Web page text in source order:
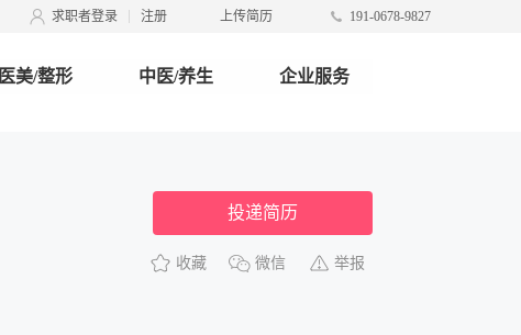
求职者登录 注册 上传简历 191-0678-9827
医美/整形 中医/养生 企业服务
投递简历
收藏 微信 举报